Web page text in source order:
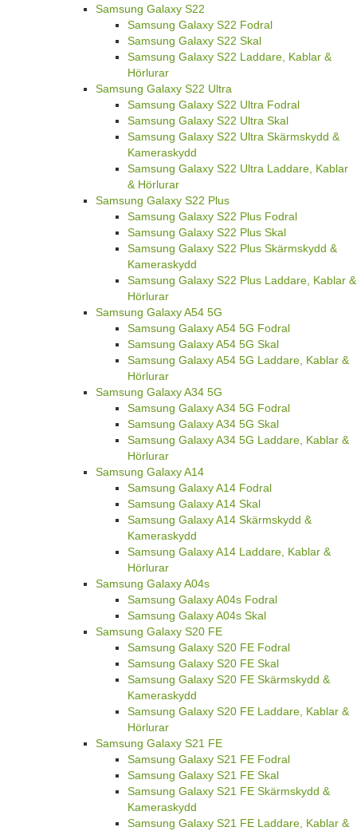
Samsung Galaxy S22
Samsung Galaxy S22 Fodral
Samsung Galaxy S22 Skal
Samsung Galaxy S22 Laddare, Kablar &
Hörlurar
Samsung Galaxy S22 Ultra
Samsung Galaxy S22 Ultra Fodral
Samsung Galaxy S22 Ultra Skal
Samsung Galaxy S22 Ultra Skärmskydd &
Kameraskydd
Samsung Galaxy S22 Ultra Laddare, Kablar
& Hörlurar
Samsung Galaxy S22 Plus
Samsung Galaxy S22 Plus Fodral
Samsung Galaxy S22 Plus Skal
Samsung Galaxy S22 Plus Skärmskydd &
Kameraskydd
Samsung Galaxy S22 Plus Laddare, Kablar &
Hörlurar
Samsung Galaxy A54 5G
Samsung Galaxy A54 5G Fodral
Samsung Galaxy A54 5G Skal
Samsung Galaxy A54 5G Laddare, Kablar &
Hörlurar
Samsung Galaxy A34 5G
Samsung Galaxy A34 5G Fodral
Samsung Galaxy A34 5G Skal
Samsung Galaxy A34 5G Laddare, Kablar &
Hörlurar
Samsung Galaxy A14
Samsung Galaxy A14 Fodral
Samsung Galaxy A14 Skal
Samsung Galaxy A14 Skärmskydd &
Kameraskydd
Samsung Galaxy A14 Laddare, Kablar &
Hörlurar
Samsung Galaxy A04s
Samsung Galaxy A04s Fodral
Samsung Galaxy A04s Skal
Samsung Galaxy S20 FE
Samsung Galaxy S20 FE Fodral
Samsung Galaxy S20 FE Skal
Samsung Galaxy S20 FE Skärmskydd &
Kameraskydd
Samsung Galaxy S20 FE Laddare, Kablar &
Hörlurar
Samsung Galaxy S21 FE
Samsung Galaxy S21 FE Fodral
Samsung Galaxy S21 FE Skal
Samsung Galaxy S21 FE Skärmskydd &
Kameraskydd
Samsung Galaxy S21 FE Laddare, Kablar &